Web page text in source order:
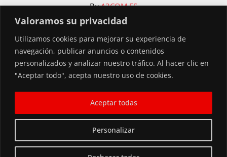
Valoramos su privacidad
Utilizamos cookies para mejorar su experiencia de
navegación, publicar anuncios o contenidos
personalizados y analizar nuestro tráfico. Al hacer clic en
"Aceptar todo", acepta nuestro uso de cookies.
Personalizar
Aceptar todas
ByA3COM.ES
Financiado por la Unión Europea –
NextGenerationEU